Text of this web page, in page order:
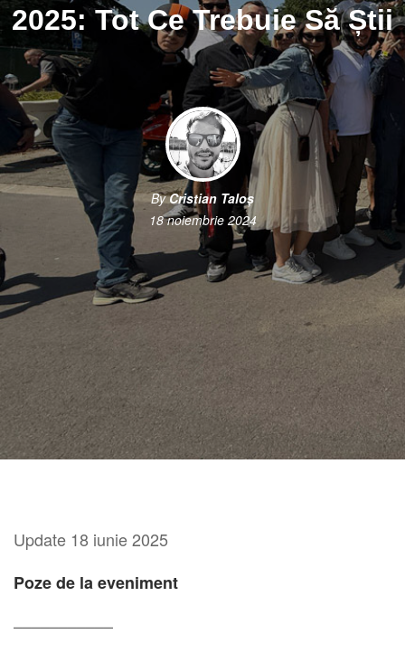
2025: Tot Ce Trebuie Să Știi
ByCristian Taloș
18 noiembrie 2024
Update 18 iunie 2025
Poze de la eveniment
–––––––––––